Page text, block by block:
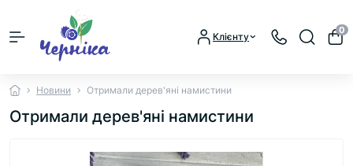
Клієнту
0
Новини Отримали дерев'яні намистини
Отримали дерев'яні намистини